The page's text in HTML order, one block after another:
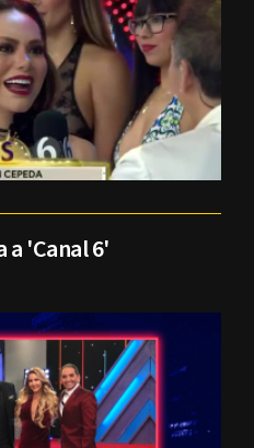
a 'Canal 6'